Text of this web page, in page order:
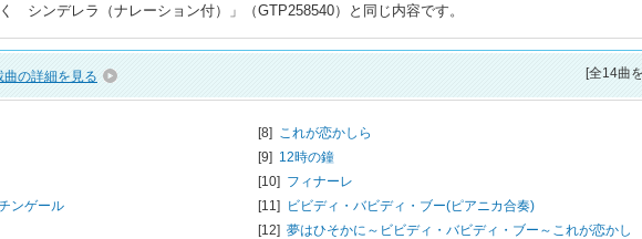
シンデレラ（ナレーション付）」（GTP258540）と同じ内容です。
曲の詳細を見る [全14曲
ンゲール
[8] これが恋かしら
[9] 12時の鐘
[10] フィナーレ
[11] ビビディ・バビディ・ブー(ピアニカ合奏)
[12] 夢はひそかに～ビビディ・バビディ・ブー～これが恋かし